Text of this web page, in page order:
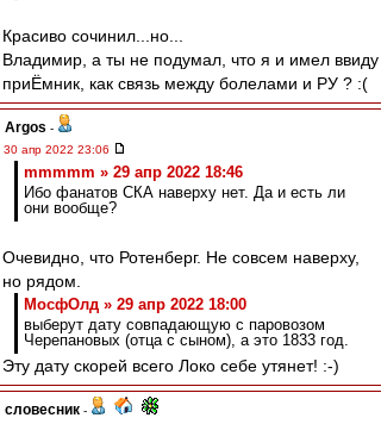
Красиво сочинил...но...
Владимир, а ты не подумал, что я и имел ввиду
приЁмник, как связь между болелами и РУ ? :(
Argos -
30 апр 2022 23:06
mmmmm » 29 апр 2022 18:46
Ибо фанатов СКА наверху нет. Да и есть ли
они вообще?
Очевидно, что Ротенберг. Не совсем наверху,
но рядом.
МосфОлд » 29 апр 2022 18:00
выберут дату совпадающую с паровозом
Черепановых (отца с сыном), а это 1833 год.
Эту дату скорей всего Локо себе утянет! :-)
словесник -